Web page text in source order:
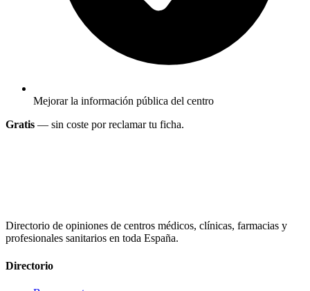
Mejorar la información pública del centro
Gratis — sin coste por reclamar tu ficha.
Directorio de opiniones de centros médicos, clínicas, farmacias y
profesionales sanitarios en toda España.
Directorio